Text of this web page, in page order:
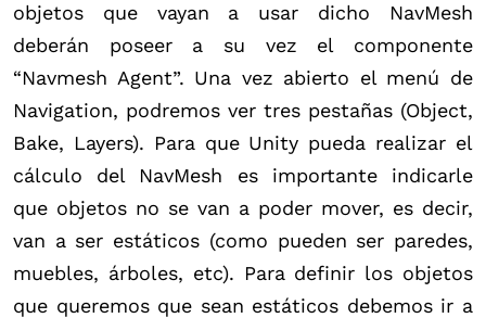
objetos que vayan a usar dicho NavMesh
deberán poseer a su vez el componente
“Navmesh Agent”. Una vez abierto el menú de
Navigation, podremos ver tres pestañas (Object,
Bake, Layers). Para que Unity pueda realizar el
cálculo del NavMesh es importante indicarle
que objetos no se van a poder mover, es decir,
van a ser estáticos (como pueden ser paredes,
muebles, árboles, etc). Para definir los objetos
que queremos que sean estáticos debemos ir a